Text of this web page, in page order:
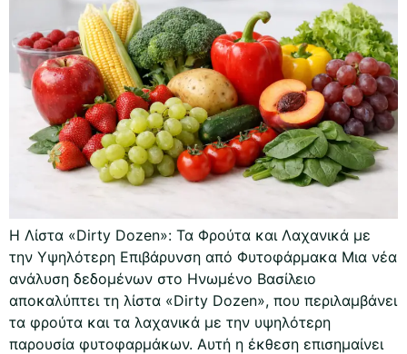
Η Λίστα «Dirty Dozen»: Τα Φρούτα και Λαχανικά με
την Υψηλότερη Επιβάρυνση από Φυτοφάρμακα Μια νέα
ανάλυση δεδομένων στο Ηνωμένο Βασίλειο
αποκαλύπτει τη λίστα «Dirty Dozen», που περιλαμβάνει
τα φρούτα και τα λαχανικά με την υψηλότερη
παρουσία φυτοφαρμάκων. Αυτή η έκθεση επισημαίνει